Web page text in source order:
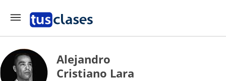
Alejandro
Cristiano Lara